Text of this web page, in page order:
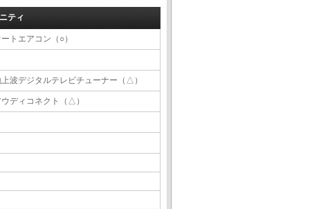
ティ
トエアコン（○）
波デジタルテレビチューナー（△）
ディコネクト（△）